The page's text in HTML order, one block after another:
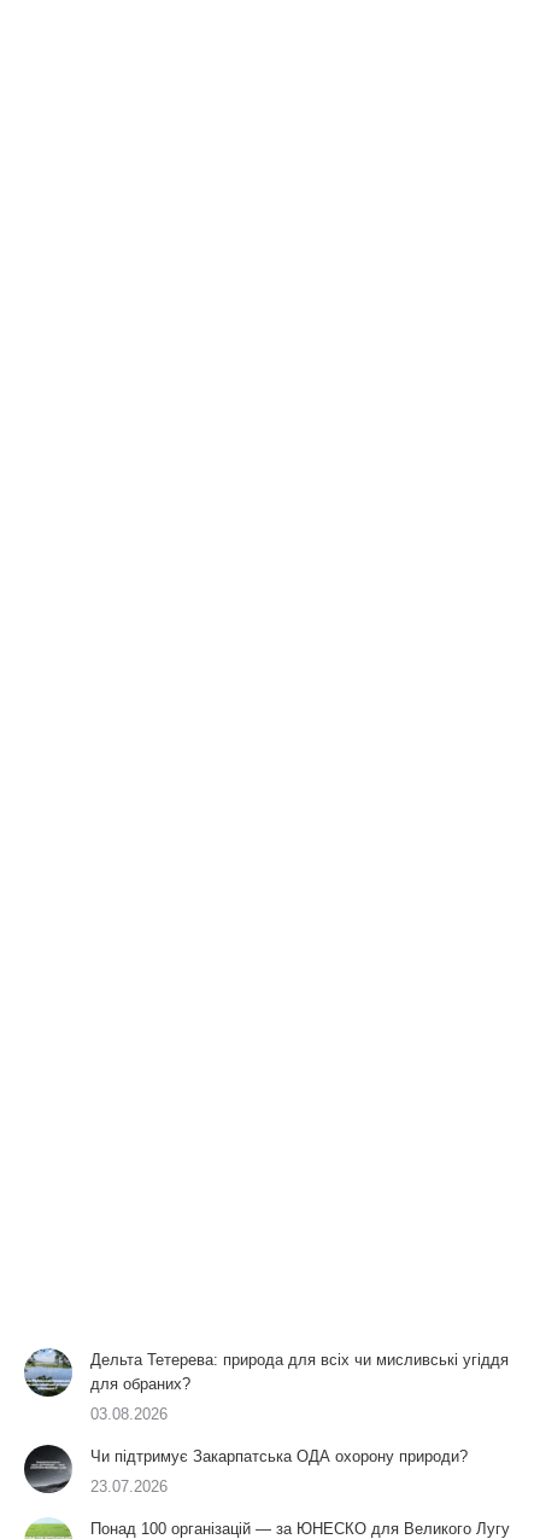
Дельта Тетерева: природа для всіх чи мисливські угіддя
для обраних?
03.08.2026
Чи підтримує Закарпатська ОДА охорону природи?
23.07.2026
Понад 100 організацій — за ЮНЕСКО для Великого Лугу